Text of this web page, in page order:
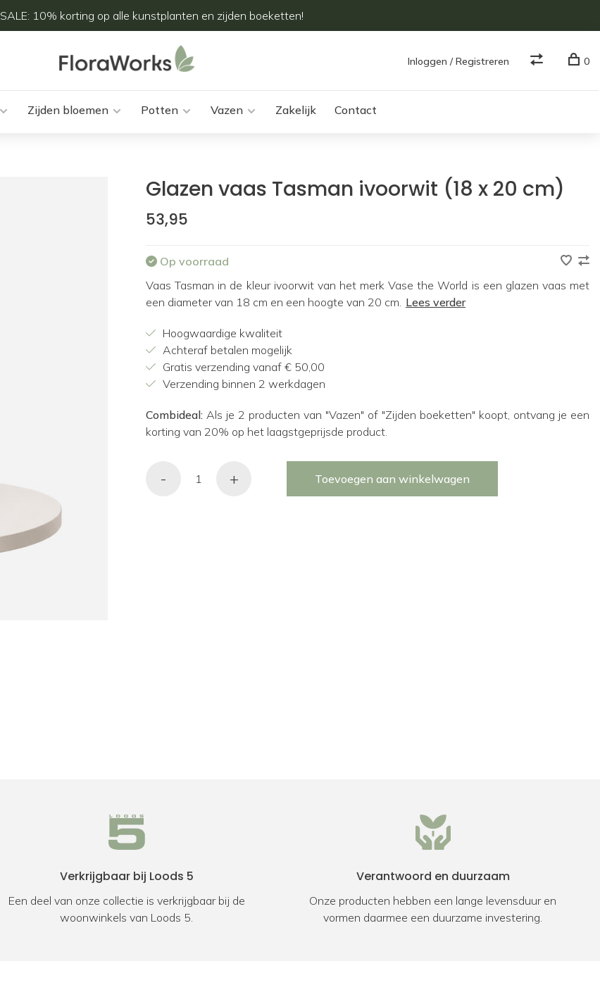
SALE: 10% korting op alle kunstplanten en zijden boeketten!
Zijden bloemen Potten Vazen Zakelijk Contact
Inloggen / Registreren 0
Glazen vaas Tasman ivoorwit (18 x 20 cm)
53,95
Op voorraad
Vaas Tasman in de kleur ivoorwit van het merk Vase the World is een glazen vaas met
een diameter van 18 cm en een hoogte van 20 cm. Lees verder
Hoogwaardige kwaliteit
Achteraf betalen mogelijk
Gratis verzending vanaf € 50,00
Verzending binnen 2 werkdagen
Combideal: Als je 2 producten van "Vazen" of "Zijden boeketten" koopt, ontvang je een
korting van 20% op het laagstgeprijsde product.
- + Toevoegen aan winkelwagen
Verkrijgbaar bij Loods 5
Een deel van onze collectie is verkrijgbaar bij de
woonwinkels van Loods 5.
Verantwoord en duurzaam
Onze producten hebben een lange levensduur en
vormen daarmee een duurzame investering.